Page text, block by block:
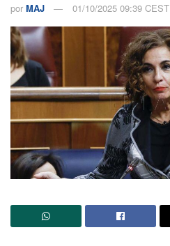
por MAJ 01/10/2025 09:39 CEST